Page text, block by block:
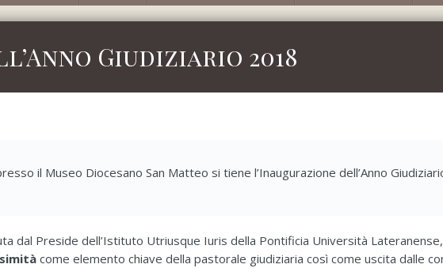
Giudiziario 2018
il Museo Diocesano San Matteo si tiene l’Inaugurazione dell’Anno
dal Preside dell’Istituto Utriusque Iuris della Pontificia Università
come elemento chiave della pastorale giudiziaria così come uscita dalle